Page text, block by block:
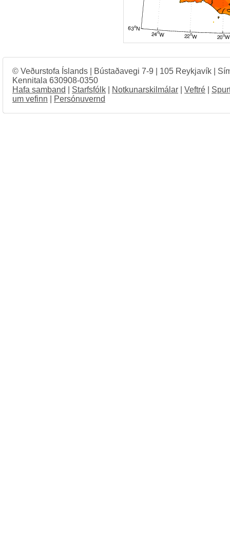
© Veðurstofa Íslands | Bústaðavegi 7-9 | 105 Reykjavík |
Kennitala 630908-0350
Hafa samband
Starfsfólk Notkunarskilmálar Veftré
um vefinn
Persónuvernd